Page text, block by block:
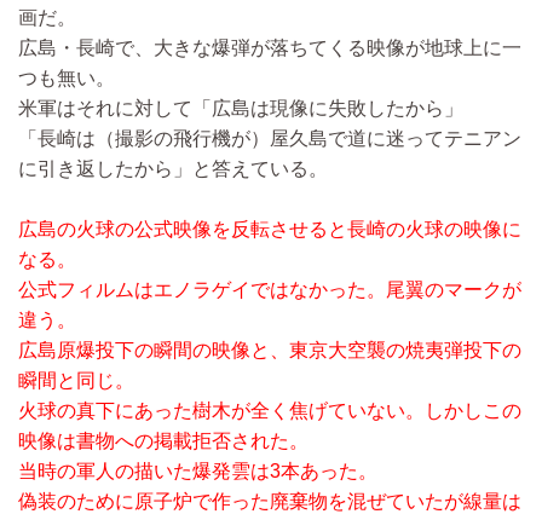
画だ。
広島・長崎で、大きな爆弾が落ちてくる映像が地球上に一
つも無い。
米軍はそれに対して「広島は現像に失敗したから」
「長崎は（撮影の飛行機が）屋久島で道に迷ってテニアン
に引き返したから」と答えている。
広島の火球の公式映像を反転させると長崎の火球の映像に
なる。
公式フィルムはエノラゲイではなかった。尾翼のマークが
違う。
広島原爆投下の瞬間の映像と、東京大空襲の焼夷弾投下の
瞬間と同じ。
火球の真下にあった樹木が全く焦げていない。しかしこの
映像は書物への掲載拒否された。
当時の軍人の描いた爆発雲は3本あった。
偽装のために原子炉で作った廃棄物を混ぜていたが線量は